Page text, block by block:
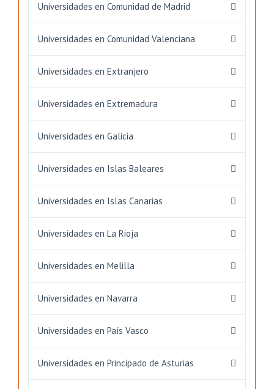
Universidades en Comunidad de Madrid
Universidades en Comunidad Valenciana
Universidades en Extranjero
Universidades en Extremadura
Universidades en Galicia
Universidades en Islas Baleares
Universidades en Islas Canarias
Universidades en La Rioja
Universidades en Melilla
Universidades en Navarra
Universidades en País Vasco
Universidades en Principado de Asturias